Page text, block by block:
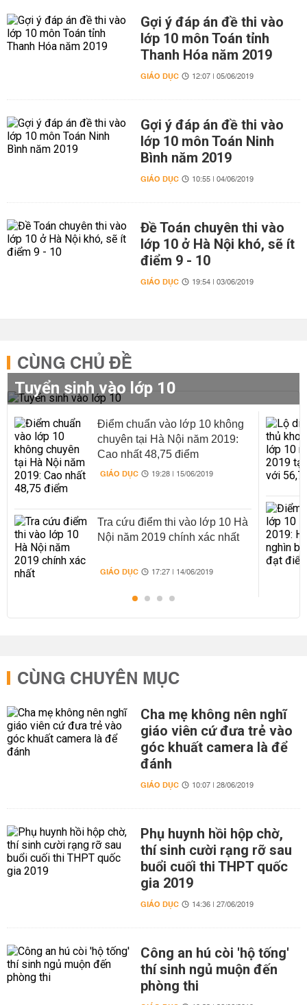
Gợi ý đáp án đề thi vào
lớp 10 môn Toán tỉnh
Thanh Hóa năm 2019
GIÁO DỤC 12:07 | 05/06/2019
Gợi ý đáp án đề thi vào
lớp 10 môn Toán Ninh
Bình năm 2019
GIÁO DỤC 10:55 | 04/06/2019
Đề Toán chuyên thi vào
lớp 10 ở Hà Nội khó, sẽ ít
điểm 9 - 10
GIÁO DỤC 19:54 | 03/06/2019
CÙNG CHỦ ĐỀ
Tuyển sinh vào lớp 10
Điểm chuẩn vào lớp 10 không
chuyên tại Hà Nội năm 2019:
Cao nhất 48,75 điểm
GIÁO DỤC 19:28 | 15/06/2019
Tra cứu điểm thi vào lớp 10 Hà
Nội năm 2019 chính xác nhất
GIÁO DỤC 17:27 | 14/06/2019
CÙNG CHUYÊN MỤC
Cha mẹ không nên nghĩ
giáo viên cứ đưa trẻ vào
góc khuất camera là để
đánh
GIÁO DỤC 10:07 | 28/06/2019
Phụ huynh hồi hộp chờ,
thí sinh cười rạng rỡ sau
buổi cuối thi THPT quốc
gia 2019
GIÁO DỤC 14:36 | 27/06/2019
Công an hú còi 'hộ tống'
thí sinh ngủ muộn đến
phòng thi